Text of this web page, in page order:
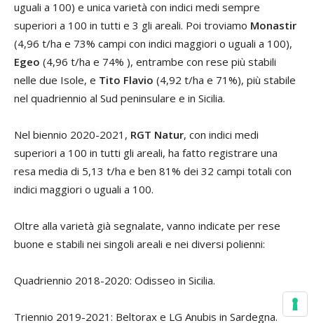
uguali a 100) e unica varietà con indici medi sempre
superiori a 100 in tutti e 3 gli areali. Poi troviamo Monastir
(4,96 t/ha e 73% campi con indici maggiori o uguali a 100),
Egeo (4,96 t/ha e 74% ), entrambe con rese più stabili
nelle due Isole, e Tito Flavio (4,92 t/ha e 71%), più stabile
nel quadriennio al Sud peninsulare e in Sicilia.
Nel biennio 2020-2021, RGT Natur, con indici medi
superiori a 100 in tutti gli areali, ha fatto registrare una
resa media di 5,13 t/ha e ben 81% dei 32 campi totali con
indici maggiori o uguali a 100.
Oltre alla varietà già segnalate, vanno indicate per rese
buone e stabili nei singoli areali e nei diversi polienni:
Quadriennio 2018-2020: Odisseo in Sicilia.
Triennio 2019-2021: Beltorax e LG Anubis in Sardegna.